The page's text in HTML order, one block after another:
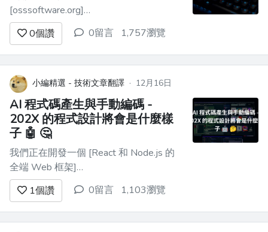
[osssoftware.org]
(http://osssoftware.org)，重點是： - PH
獲獎者 - DevHunt 上最好的開發工具 - 最
近在 GitHub 上活躍 - 大多數網路反向連
結 - 大多數被提及為“替代...
0個讚 0留言 1,757瀏覽
小編精選 - 技術文章翻譯 · 12月16日
AI 程式碼產生與手動編碼 -
202X 的程式設計將會是什麼樣
子 🤖 🤔
我們正在開發一個 [React 和 Node.js 的
全端 Web 框架]
(https://github.com/wasp-lang/wasp)，它
使用簡單的設定語言來擺脫樣板檔案。很
多次，我們被問到，*「為什麼你要費心
去建立一個新的 Web 應用程式開發框
1個讚 0留言 1,103瀏覽